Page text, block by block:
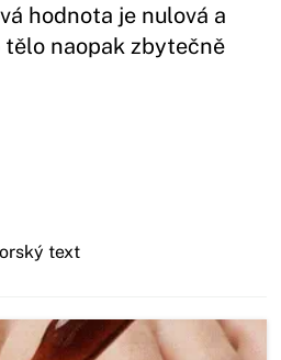
hodnota je nulová a
naopak zbytečně
text